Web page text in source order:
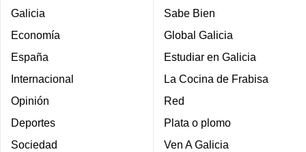
Galicia
Economía
España
Internacional
Opinión
Deportes
Sociedad
Sabe Bien
Global Galicia
Estudiar en Galicia
La Cocina de Frabisa
Red
Plata o plomo
Ven A Galicia